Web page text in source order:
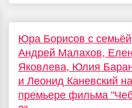
Юра Борисов с
Андрей Малахов,
Яковлева, Юлия
и Леонид Каневский на
премьере фильма